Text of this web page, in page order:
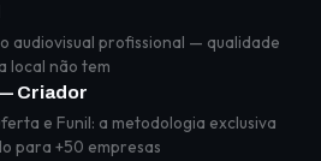
audiovisual profissional — qualidade
local não tem
Criador
e Funil: a metodologia exclusiva
para +50 empresas